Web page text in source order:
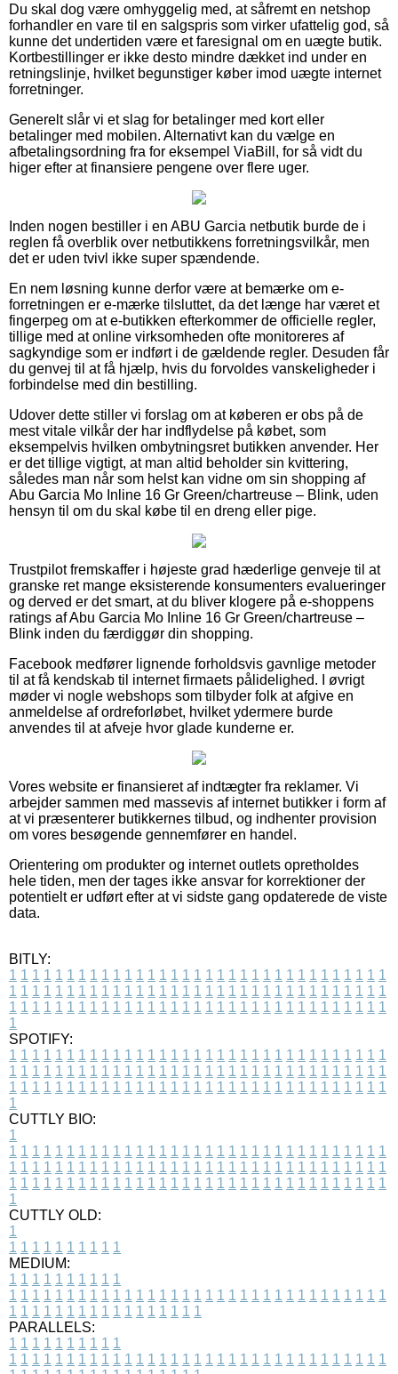
Du skal dog være omhyggelig med, at såfremt en netshop
forhandler en vare til en salgspris som virker ufattelig god, så
kunne det undertiden være et faresignal om en uægte butik.
Kortbestillinger er ikke desto mindre dækket ind under en
retningslinje, hvilket begunstiger køber imod uægte internet
forretninger.
Generelt slår vi et slag for betalinger med kort eller
betalinger med mobilen. Alternativt kan du vælge en
afbetalingsordning fra for eksempel ViaBill, for så vidt du
higer efter at finansiere pengene over flere uger.
Inden nogen bestiller i en ABU Garcia netbutik burde de i
reglen få overblik over netbutikkens forretningsvilkår, men
det er uden tvivl ikke super spændende.
En nem løsning kunne derfor være at bemærke om e-
forretningen er e-mærke tilsluttet, da det længe har været et
fingerpeg om at e-butikken efterkommer de officielle regler,
tillige med at online virksomheden ofte monitoreres af
sagkyndige som er indført i de gældende regler. Desuden får
du genvej til at få hjælp, hvis du forvoldes vanskeligheder i
forbindelse med din bestilling.
Udover dette stiller vi forslag om at køberen er obs på de
mest vitale vilkår der har indflydelse på købet, som
eksempelvis hvilken ombytningsret butikken anvender. Her
er det tillige vigtigt, at man altid beholder sin kvittering,
således man når som helst kan vidne om sin shopping af
Abu Garcia Mo Inline 16 Gr Green/chartreuse – Blink, uden
hensyn til om du skal købe til en dreng eller pige.
Trustpilot fremskaffer i højeste grad hæderlige genveje til at
granske ret mange eksisterende konsumenters evalueringer
og derved er det smart, at du bliver klogere på e-shoppens
ratings af Abu Garcia Mo Inline 16 Gr Green/chartreuse –
Blink inden du færdiggør din shopping.
Facebook medfører lignende forholdsvis gavnlige metoder
til at få kendskab til internet firmaets pålidelighed. I øvrigt
møder vi nogle webshops som tilbyder folk at afgive en
anmeldelse af ordreforløbet, hvilket ydermere burde
anvendes til at afveje hvor glade kunderne er.
Vores website er finansieret af indtægter fra reklamer. Vi
arbejder sammen med massevis af internet butikker i form af
at vi præsenterer butikkernes tilbud, og indhenter provision
om vores besøgende gennemfører en handel.
Orientering om produkter og internet outlets opretholdes
hele tiden, men der tages ikke ansvar for korrektioner der
potentielt er udført efter at vi sidste gang opdaterede de viste
data.
BITLY:
1 1 1 1 1 1 1 1 1 1 1 1 1 1 1 1 1 1 1 1 1 1 1 1 1 1 1 1 1 1 1 1 1
1 1 1 1 1 1 1 1 1 1 1 1 1 1 1 1 1 1 1 1 1 1 1 1 1 1 1 1 1 1 1 1 1
1 1 1 1 1 1 1 1 1 1 1 1 1 1 1 1 1 1 1 1 1 1 1 1 1 1 1 1 1 1 1 1 1
1
SPOTIFY:
1 1 1 1 1 1 1 1 1 1 1 1 1 1 1 1 1 1 1 1 1 1 1 1 1 1 1 1 1 1 1 1 1
1 1 1 1 1 1 1 1 1 1 1 1 1 1 1 1 1 1 1 1 1 1 1 1 1 1 1 1 1 1 1 1 1
1 1 1 1 1 1 1 1 1 1 1 1 1 1 1 1 1 1 1 1 1 1 1 1 1 1 1 1 1 1 1 1 1
1
CUTTLY BIO:
1
1 1 1 1 1 1 1 1 1 1 1 1 1 1 1 1 1 1 1 1 1 1 1 1 1 1 1 1 1 1 1 1 1
1 1 1 1 1 1 1 1 1 1 1 1 1 1 1 1 1 1 1 1 1 1 1 1 1 1 1 1 1 1 1 1 1
1 1 1 1 1 1 1 1 1 1 1 1 1 1 1 1 1 1 1 1 1 1 1 1 1 1 1 1 1 1 1 1 1
1
CUTTLY OLD:
1
1 1 1 1 1 1 1 1 1 1
MEDIUM:
1 1 1 1 1 1 1 1 1 1
1 1 1 1 1 1 1 1 1 1 1 1 1 1 1 1 1 1 1 1 1 1 1 1 1 1 1 1 1 1 1 1 1
1 1 1 1 1 1 1 1 1 1 1 1 1 1 1 1 1
PARALLELS:
1 1 1 1 1 1 1 1 1 1
1 1 1 1 1 1 1 1 1 1 1 1 1 1 1 1 1 1 1 1 1 1 1 1 1 1 1 1 1 1 1 1 1